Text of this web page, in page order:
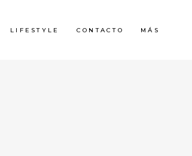
LIFESTYLE CONTACTO MÁS